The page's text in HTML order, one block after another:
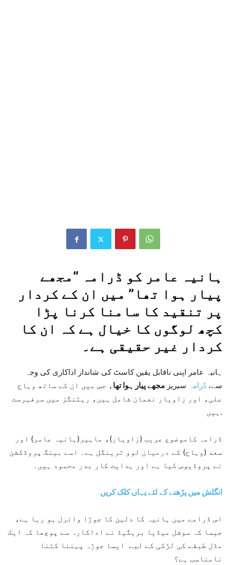
ہانیہ عامر کو ڈرامہ “مجھے
پیار ہوا تھا” میں ان کے کردار
پر تنقید کا سامنا کرنا پڑا
کچھ لوگوں کا خیال ہے کہ ان کا
کردار غیر حقیقی ہے۔
سے، ڈرامہ سیریز مجھے پیار ہوا تھا ، جس میں ان کے ساتھ وہاج
علی، اور زاویار نعمان شامل ہیں، ریٹنگز میں سرفہرست
ہیں.
ڈرامہ کاموضوع عریب (زاویار)، ماہیر(ہانیہ عامر) اور
سعد (وہاج) کے درمیان لوو ٹرینگل ہے۔ اسے بینگ پروڈکشن
نے پروڈیوس کیا ہے اور ہدایت کار بدر محمود ہیں۔
انگلش میں پڑھنے کے لئے یہاں کلک کریں
اس ڈرامے میں ہانیہ کا دلہن کا جوڑا وائرل ہو رہا ہے،
جیسا کہ سوشل میڈیا بریگیڈ نے اداکارہ سے پوچھا کہ ایک
مڈل طبقے کی لڑکی کے لیے ایسا جوڑہ پہننا کتنا
نامناسب ہے؟